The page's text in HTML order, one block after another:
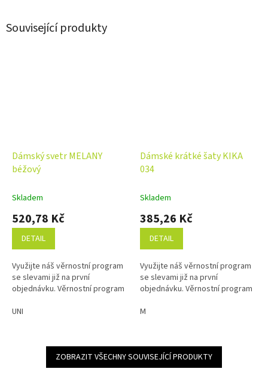
Související produkty
Dámský svetr MELANY
béžový
Skladem
520,78 Kč
DETAIL
Využijte náš věrnostní program
se slevami již na první
objednávku. Věrnostní program
UNI
Dámské krátké šaty KIKA
034
Skladem
385,26 Kč
DETAIL
Využijte náš věrnostní program
se slevami již na první
objednávku. Věrnostní program
M
ZOBRAZIT VŠECHNY SOUVISEJÍCÍ PRODUKTY